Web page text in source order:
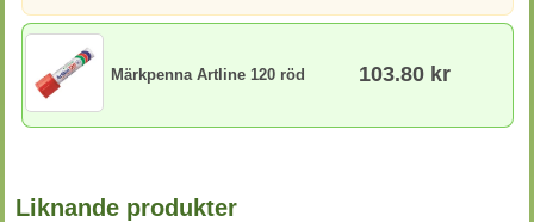
Märkpenna Artline 120 röd 103.80 kr
Liknande produkter